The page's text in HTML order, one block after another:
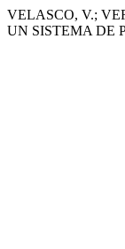
VELASCO, V.;
UN SISTEMA DE